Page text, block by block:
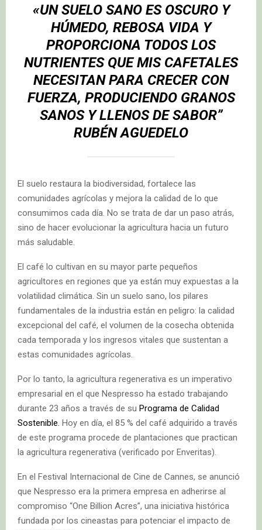
«UN SUELO SANO ES OSCURO Y
HÚMEDO, REBOSA VIDA Y
PROPORCIONA TODOS LOS
NUTRIENTES QUE MIS CAFETALES
NECESITAN PARA CRECER CON
FUERZA, PRODUCIENDO GRANOS
SANOS Y LLENOS DE SABOR”
RUBÉN AGUEDELO
El suelo restaura la biodiversidad, fortalece las
comunidades agrícolas y mejora la calidad de lo que
consumimos cada día. No se trata de dar un paso atrás,
sino de hacer evolucionar la agricultura hacia un futuro
más saludable.
El café lo cultivan en su mayor parte pequeños
agricultores en regiones que ya están muy expuestas a la
volatilidad climática. Sin un suelo sano, los pilares
fundamentales de la industria están en peligro: la calidad
excepcional del café, el volumen de la cosecha obtenida
cada temporada y los ingresos vitales que sustentan a
estas comunidades agrícolas.
Por lo tanto, la agricultura regenerativa es un imperativo
empresarial en el que Nespresso ha estado trabajando
durante 23 años a través de su Programa de Calidad
Sostenible. Hoy en día, el 85 % del café adquirido a través
de este programa procede de plantaciones que practican
la agricultura regenerativa (verificado por Enveritas).
En el Festival Internacional de Cine de Cannes, se anunció
que Nespresso era la primera empresa en adherirse al
compromiso “One Billion Acres”, una iniciativa histórica
fundada por los cineastas para potenciar el impacto de